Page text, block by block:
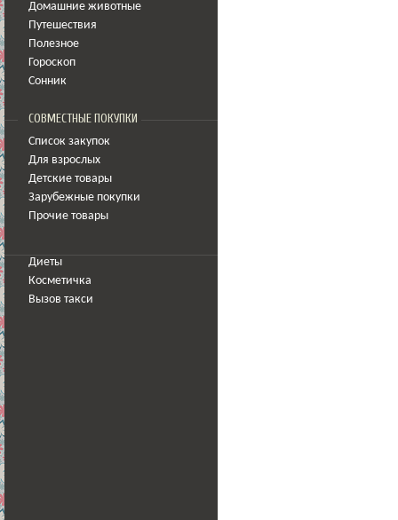
Домашние животные
Путешествия
Полезное
Гороскоп
Сонник
СОВМЕСТНЫЕ ПОКУПКИ
Список закупок
Для взрослых
Детские товары
Зарубежные покупки
Прочие товары
Диеты
Косметичка
Вызов такси